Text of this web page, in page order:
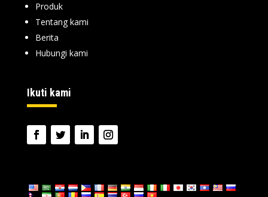
Produk
Tentang kami
Berita
Hubungi kami
Ikuti kami